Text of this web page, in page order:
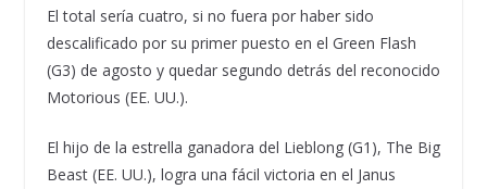
El total sería cuatro, si no fuera por haber sido
descalificado por su primer puesto en el Green Flash
(G3) de agosto y quedar segundo detrás del reconocido
Motorious (EE. UU.).
El hijo de la estrella ganadora del Lieblong (G1), The Big
Beast (EE. UU.), logra una fácil victoria en el Janus